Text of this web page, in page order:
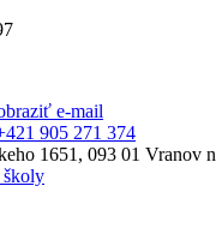
e-mail
905 271 374
1651, 093 01 Vranov